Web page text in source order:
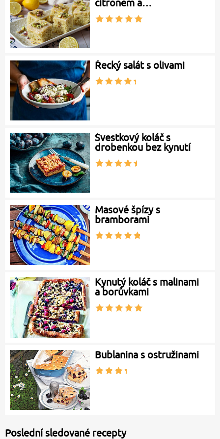
citronem a…
Řecký salát s olivami
Švestkový koláč s
drobenkou bez kynutí
Masové špízy s
bramborami
Kynutý koláč s malinami
a borůvkami
Bublanina s ostružinami
Poslední sledované recepty